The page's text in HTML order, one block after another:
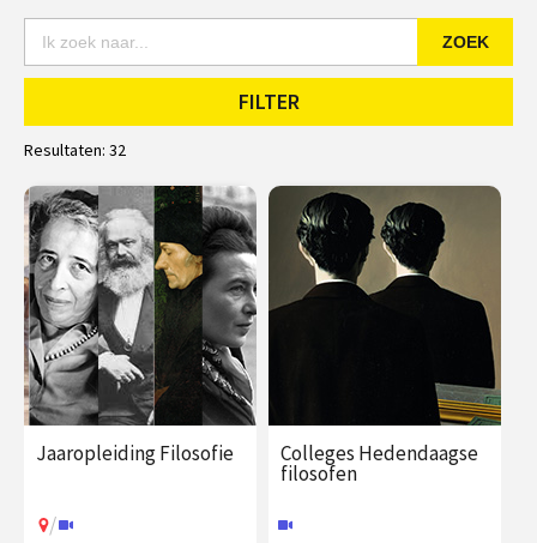
ZOEK
FILTER
Resultaten: 32
Jaaropleiding Filosofie
/
Colleges Hedendaagse
filosofen